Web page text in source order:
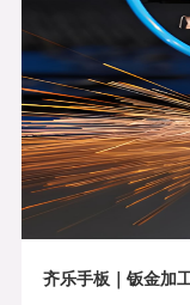
齐乐手板｜钣金加